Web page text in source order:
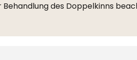
des Doppelkinns